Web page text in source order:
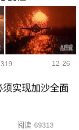
12-26
实现加沙全面
阅读 69313